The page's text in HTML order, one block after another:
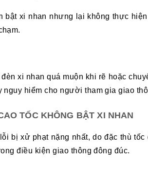
bật xi nhan nhưng lại không thực
xi nhan quá muộn khi rẽ hoặc
nguy hiểm cho người tham gia giao
TỐC KHÔNG BẬT XI NHAN
bị xử phạt nặng nhất, do đặc thù
điều kiện giao thông đông đúc.